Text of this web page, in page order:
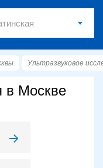
Ультразвуковое
в Москве